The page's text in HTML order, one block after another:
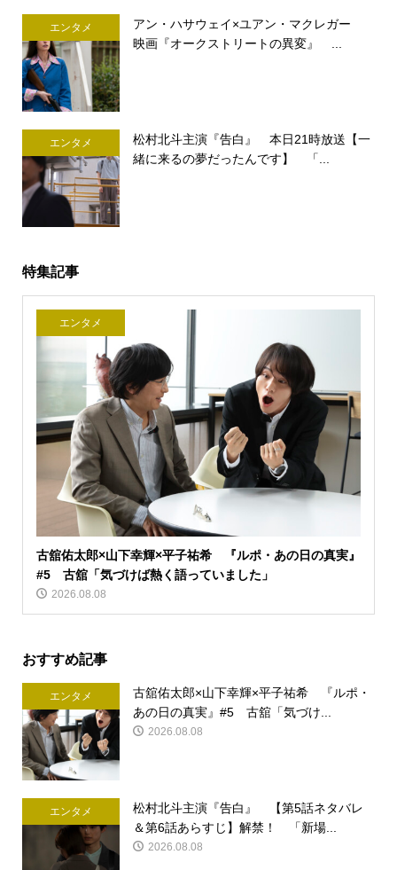
エンタメ
アン・ハサウェイ×ユアン・マクレガー
映画『オークストリートの異変』 ...
エンタメ
松村北斗主演『告白』 本日21時放送【一
緒に来るの夢だったんです】 「...
特集記事
エンタメ
古舘佑太郎×山下幸輝×平子祐希 『ルポ・あの日の真実』
#5 古舘「気づけば熱く語っていました」
2026.08.08
おすすめ記事
エンタメ
古舘佑太郎×山下幸輝×平子祐希 『ルポ・
あの日の真実』#5 古舘「気づけ...
2026.08.08
エンタメ
松村北斗主演『告白』 【第5話ネタバレ
＆第6話あらすじ】解禁！ 「新場...
2026.08.08